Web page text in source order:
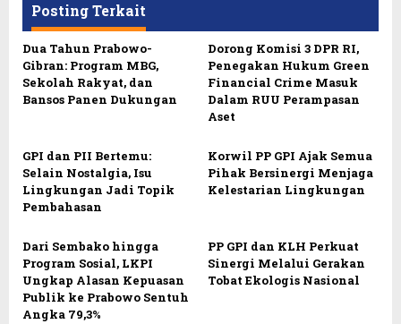
Posting Terkait
Dua Tahun Prabowo-
Gibran: Program MBG,
Sekolah Rakyat, dan
Bansos Panen Dukungan
Dorong Komisi 3 DPR RI,
Penegakan Hukum Green
Financial Crime Masuk
Dalam RUU Perampasan
Aset
GPI dan PII Bertemu:
Selain Nostalgia, Isu
Lingkungan Jadi Topik
Pembahasan
Korwil PP GPI Ajak Semua
Pihak Bersinergi Menjaga
Kelestarian Lingkungan
Dari Sembako hingga
Program Sosial, LKPI
Ungkap Alasan Kepuasan
Publik ke Prabowo Sentuh
Angka 79,3%
PP GPI dan KLH Perkuat
Sinergi Melalui Gerakan
Tobat Ekologis Nasional